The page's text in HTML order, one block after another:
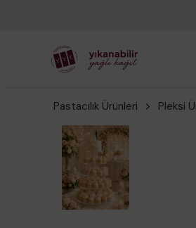
Pastacılık Ürünleri Pleksi